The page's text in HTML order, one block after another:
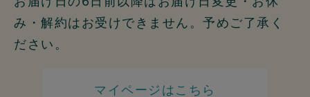
み・解約はお受けできません。予めご了承く
ださい。
マイページはこちら